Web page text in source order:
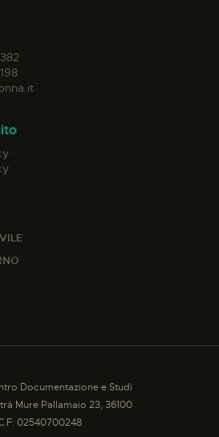
Documentazione e Studi
Mure Pallamaio 23, 36100
02540700248